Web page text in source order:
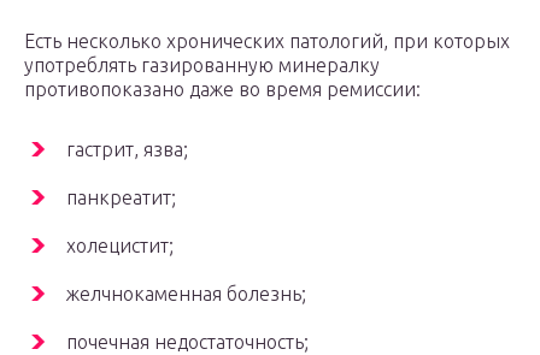
Есть несколько хронических патологий, при которых
употреблять газированную минералку
противопоказано даже во время ремиссии:
гастрит, язва;
панкреатит;
холецистит;
желчнокаменная болезнь;
почечная недостаточность;